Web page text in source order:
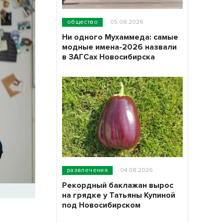
общество 05.08.2026
Ни одного Мухаммеда: самые
модные имена-2026 назвали
в ЗАГСах Новосибирска
развлечения 04.08.2026
Рекордный баклажан вырос
на грядке у Татьяны Купиной
под Новосибирском